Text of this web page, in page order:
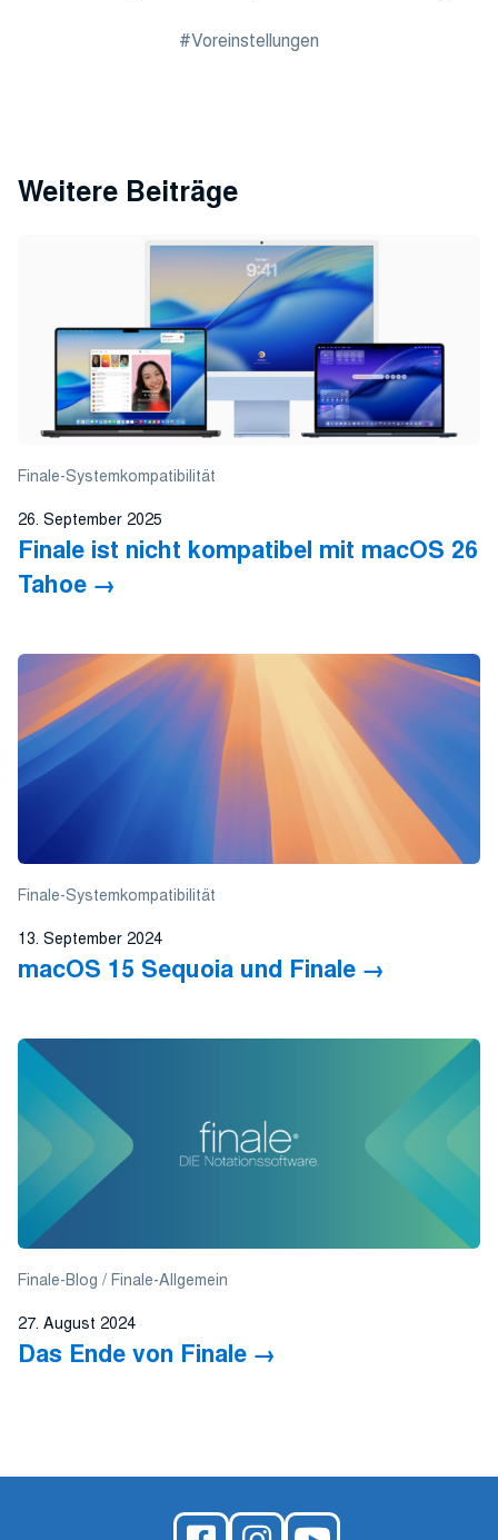
Voreinstellungen
Weitere Beiträge
Finale-Systemkompatibilität
26. September 2025
Finale ist nicht kompatibel mit macOS 26
Tahoe
Finale-Systemkompatibilität
13. September 2024
macOS 15 Sequoia und Finale
Finale-Blog
Finale-Allgemein
27. August 2024
Das Ende von Finale